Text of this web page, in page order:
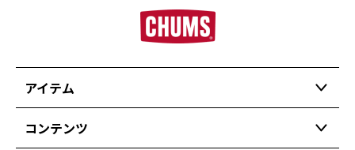
アイテム
コンテンツ